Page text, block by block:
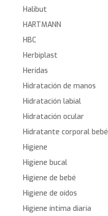
Halibut
HARTMANN
HBC
Herbiplast
Heridas
Hidratación de manos
Hidratación labial
Hidratación ocular
Hidratante corporal bebé
Higiene
Higiene bucal
Higiene de bebé
Higiene de oídos
Higiene íntima diaria